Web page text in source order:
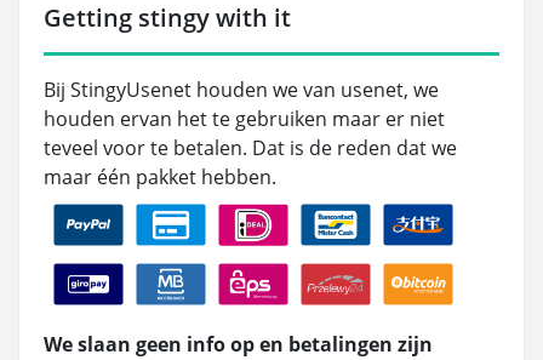
Getting stingy with it
Bij StingyUsenet houden we van usenet, we
houden ervan het te gebruiken maar er niet
teveel voor te betalen. Dat is de reden dat we
maar één pakket hebben.
We slaan geen info op en betalingen zijn